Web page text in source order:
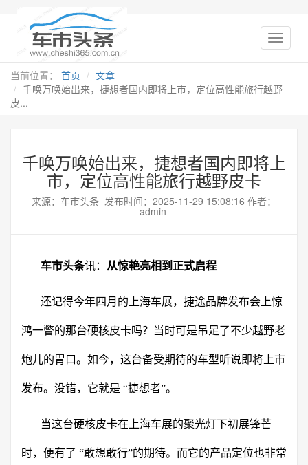
当前位置： 首页
文章
千唤万唤始出来，捷想者国内即将上市，定位高性能旅行越野
皮...
千唤万唤始出来，捷想者国内即将上
市，定位高性能旅行越野皮卡
来源：车市头条 发布时间：2025-11-29 15:08:16 作者：
admin
车市头条讯： 从惊艳亮相到正式启程
还记得今年四月的上海车展，捷途品牌发布会上惊
鸿一瞥的那台硬核皮卡吗？当时可是吊足了不少越野老
炮儿的胃口。如今，这台备受期待的车型听说即将上市
发布。没错，它就是 “捷想者”。
当这台硬核皮卡在上海车展的聚光灯下初展锋芒
时，便有了 “敢想敢行”的期待。而它的产品定位也非常